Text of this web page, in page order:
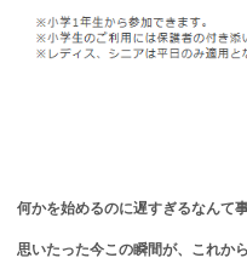
何かを始めるのに遅すぎるなんて
思いたった今この瞬間が、これか